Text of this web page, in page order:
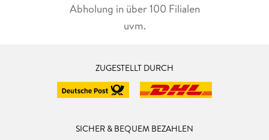
Abholung in über 100 Filialen
uvm.
ZUGESTELLT DURCH
SICHER & BEQUEM BEZAHLEN